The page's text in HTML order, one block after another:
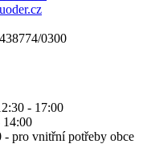
0300
- 17:00
14:00
- pro vnitřní potřeby obce